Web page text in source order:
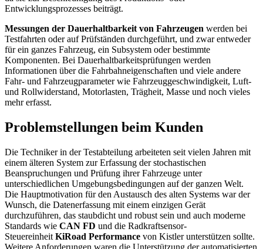
Entwicklungsprozesses beiträgt.
Messungen der Dauerhaltbarkeit von Fahrzeugen werden bei
Testfahrten oder auf Prüfständen durchgeführt, und zwar entweder
für ein ganzes Fahrzeug, ein Subsystem oder bestimmte
Komponenten. Bei Dauerhaltbarkeitsprüfungen werden
Informationen über die Fahrbahneigenschaften und viele andere
Fahr- und Fahrzeugparameter wie Fahrzeuggeschwindigkeit, Luft-
und Rollwiderstand, Motorlasten, Trägheit, Masse und noch vieles
mehr erfasst.
Problemstellungen beim Kunden
Die Techniker in der Testabteilung arbeiteten seit vielen Jahren mit
einem älteren System zur Erfassung der stochastischen
Beanspruchungen und Prüfung ihrer Fahrzeuge unter
unterschiedlichen Umgebungsbedingungen auf der ganzen Welt.
Die Hauptmotivation für den Austausch des alten Systems war der
Wunsch, die Datenerfassung mit einem einzigen Gerät
durchzuführen, das staubdicht und robust sein und auch moderne
Standards wie CAN FD und die Radkraftsensor-
Steuereinheit KiRoad Performance von Kistler unterstützen sollte.
Weitere Anforderungen waren die Unterstützung der automatisierten